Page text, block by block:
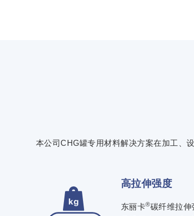
本公司CHG罐专用材料解决方案在加工、
高拉伸强度
东丽卡®碳纤维拉伸